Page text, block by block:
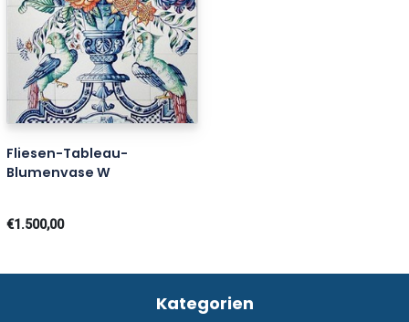
Fliesen-Tableau-
Blumenvase W
€1.500,00
Kategorien